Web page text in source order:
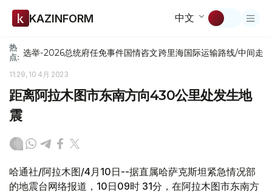
KAZINFORM 中文
热
点: 选举-2026总统府任免事件国情咨文跨里海国际运输路线/中间走廊
11:29, 10 4月 2023
距离阿拉木图市东南方向430公里处发生地
震
哈通社/阿拉木图/4月10日--据直属哈萨克斯坦紧急情况部
的地震台网络报道，10日09时 31分，在阿拉木图市东南方